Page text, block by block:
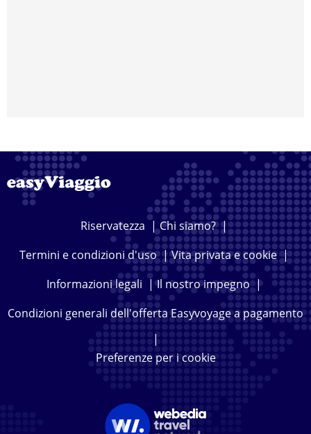
Riservatezza |Chi siamo?|
Termini e condizioni d'uso|Vita privata e cookie|
Informazioni legali |Il nostro impegno|
Condizioni generali dell'offerta Easyvoyage a pagamento
|
Preferenze per i cookie